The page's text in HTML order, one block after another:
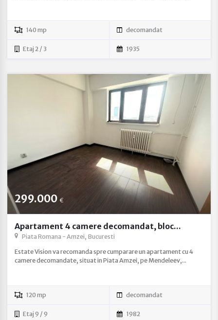
140 mp decomandat
Etaj 2 / 3 1935
299.000 €
Apartament 4 camere decomandat, bloc...
Piata Romana - Amzei, Bucuresti
Estate Vision va recomanda spre cumparare un apartament cu 4
camere decomandate, situat in Piata Amzei, pe Mendeleev,...
120 mp decomandat
Etaj 9 / 9 1982